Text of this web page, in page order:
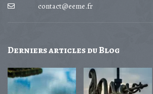
contact@eeme.fr
Derniersarticles du Blog